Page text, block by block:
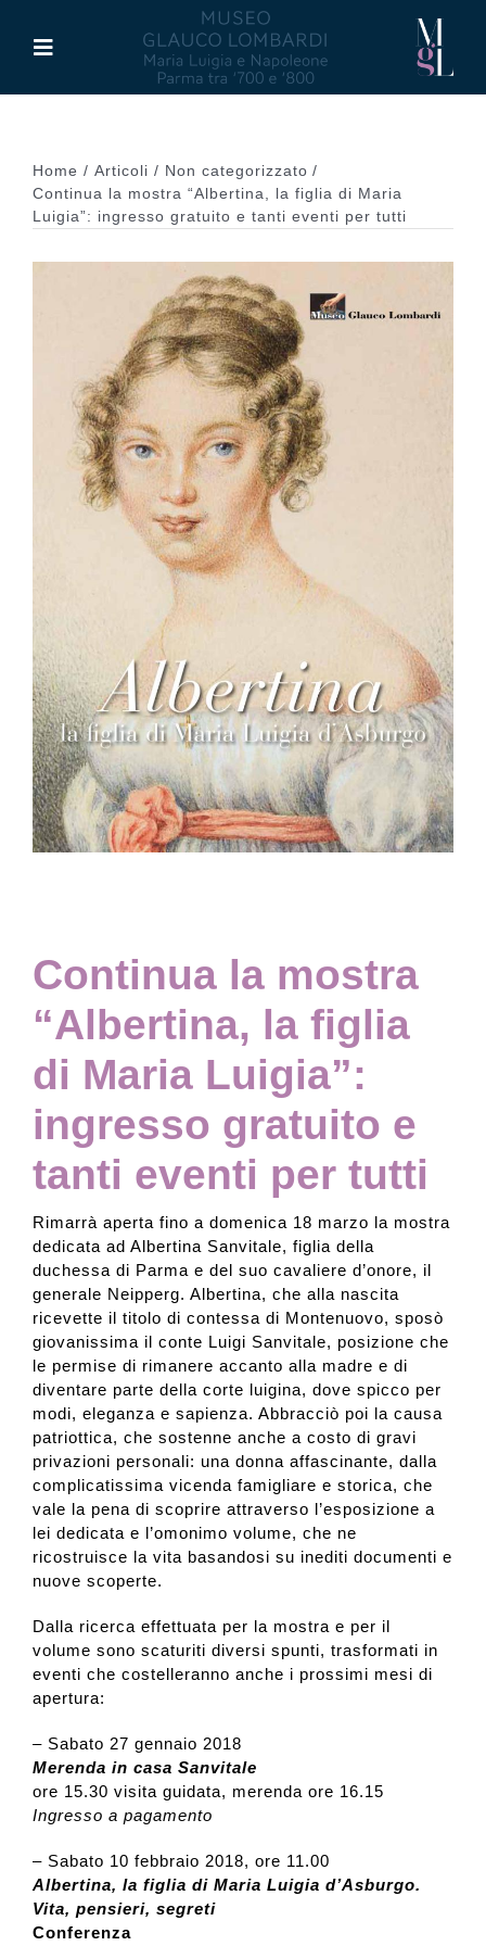
contenuto
Toggle
Maria Luigia d’Asburgo
Glauco Lombardi
Palazzo di Riserva
Attività
Pubblicazioni
Contatti e biglietti
Accessibilità
Dona
Cerca
Home Articoli
Non categorizzato
Continua la mostra “Albertina, la figlia di Maria
Luigia”: ingresso gratuito e tanti eventi per tutti
Continua la mostra
“Albertina, la figlia
di Maria Luigia”:
ingresso gratuito e
tanti eventi per tutti
Rimarrà aperta fino a domenica 18 marzo la mostra
dedicata ad Albertina Sanvitale, figlia della
duchessa di Parma e del suo cavaliere d’onore, il
generale Neipperg. Albertina, che alla nascita
ricevette il titolo di contessa di Montenuovo, sposò
giovanissima il conte Luigi Sanvitale, posizione che
le permise di rimanere accanto alla madre e di
diventare parte della corte luigina, dove spicco per
modi, eleganza e sapienza. Abbracciò poi la causa
patriottica, che sostenne anche a costo di gravi
privazioni personali: una donna affascinante, dalla
complicatissima vicenda famigliare e storica, che
vale la pena di scoprire attraverso l’esposizione a
lei dedicata e l’omonimo volume, che ne
ricostruisce la vita basandosi su inediti documenti e
nuove scoperte.
Dalla ricerca effettuata per la mostra e per il
volume sono scaturiti diversi spunti, trasformati in
eventi che costelleranno anche i prossimi mesi di
apertura:
– Sabato 27 gennaio 2018
Merenda in casa Sanvitale
ore 15.30 visita guidata, merenda ore 16.15
Ingresso a pagamento
– Sabato 10 febbraio 2018, ore 11.00
Albertina, la figlia di Maria Luigia d’Asburgo.
Vita, pensieri, segreti
Conferenza